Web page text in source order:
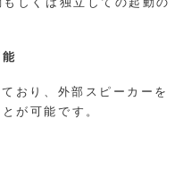
おり、外部スピーカーを
が可能です。